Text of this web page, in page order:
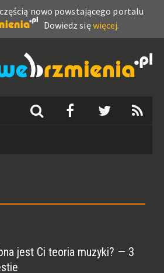
nowo powstającego portalu
Dowiedz sięwięcej.
jest Ci teoria muzyki? — 3